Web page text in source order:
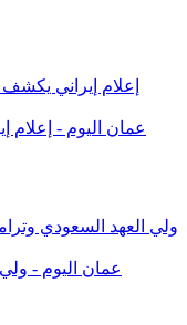
إعلام إيراني
ولي العهد السعودي